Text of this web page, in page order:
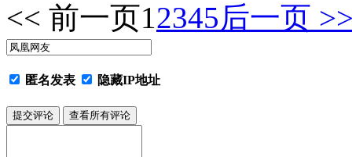
<< 前一页12345后一页
匿名发表 隐藏IP地址